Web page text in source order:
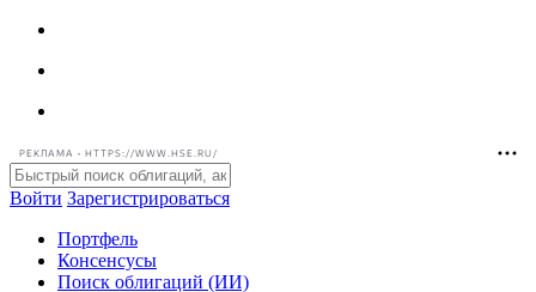
РЕКЛАМА • HTTPS://WWW.HSE.RU/
Войти Зарегистрироваться